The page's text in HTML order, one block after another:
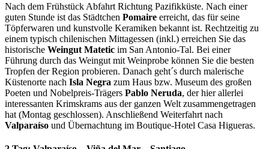
Nach dem Frühstück Abfahrt Richtung Pazifikküste. Nach einer
guten Stunde ist das Städtchen Pomaire erreicht, das für seine
Töpferwaren und kunstvolle Keramiken bekannt ist. Rechtzeitig zu
einem typisch chilenischen Mittagessen (inkl.) erreichen Sie das
historische Weingut Matetic im San Antonio-Tal. Bei einer
Führung durch das Weingut mit Weinprobe können Sie die besten
Tropfen der Region probieren. Danach geht´s durch malerische
Küstenorte nach Isla Negra zum Haus bzw. Museum des großen
Poeten und Nobelpreis-Trägers Pablo Neruda, der hier allerlei
interessanten Krimskrams aus der ganzen Welt zusammengetragen
hat (Montag geschlossen). Anschließend Weiterfahrt nach
Valparaíso und Übernachtung im Boutique-Hotel Casa Higueras.